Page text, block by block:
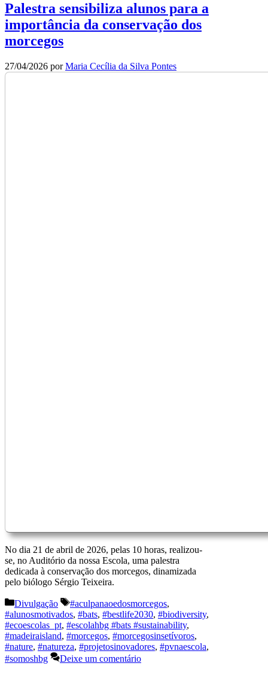
Palestra sensibiliza alunos para a
importância da conservação dos
morcegos
27/04/2026 porMaria Cecília da Silva Pontes
No dia 21 de abril de 2026, pelas 10 horas, realizou-
se, no Auditório da nossa Escola, uma palestra
dedicada à conservação dos morcegos, dinamizada
pelo biólogo Sérgio Teixeira.
Categorias
Divulgação Etiquetas
#aculpanaoedosmorcegos,
#alunosmotivados, #bats, #bestlife2030, #biodiversity,
#ecoescolas_pt, #escolahbg #bats #sustainability,
#madeiraisland, #morcegos, #morcegosinsetívoros,
#nature, #natureza, #projetosinovadores, #pvnaescola,
#somoshbg
Deixe um comentário